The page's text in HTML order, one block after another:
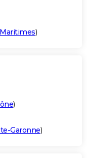
)
)
Garonne)